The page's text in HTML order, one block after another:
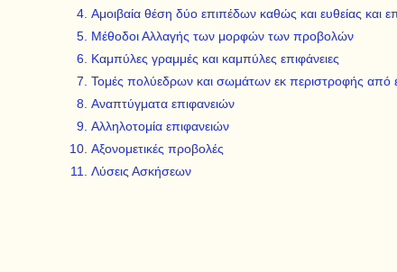
Αμοιβαία θέση δύο επιπέδων καθώς και ευθείας και
Μέθοδοι Αλλαγής των μορφών των προβολών
Καμπύλες γραμμές και καμπύλες επιφάνειες
Τομές πολύεδρων και σωμάτων εκ περιστροφής από
Αναπτύγματα επιφανειών
Αλληλοτομία επιφανειών
Αξονομετικές προβολές
Λύσεις Ασκήσεων